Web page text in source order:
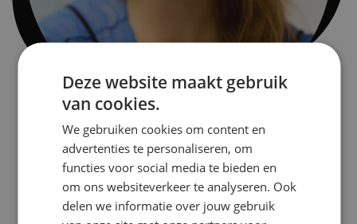
Julia Janssen
Deze website maakt gebruik
van cookies.
We gebruiken cookies om content en
advertenties te personaliseren, om
functies voor social media te bieden en
om ons websiteverkeer te analyseren. Ook
delen we informatie over jouw gebruik